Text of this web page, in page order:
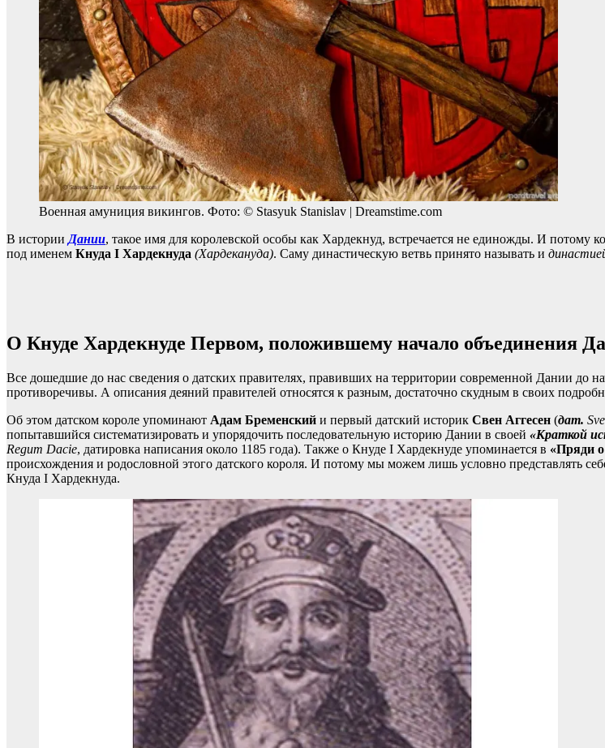
Военная амуниция викингов. Фото: © Stasyuk Stanislav | Dreamstime.com
В истории Дании, такое имя для королевской особы как Хардекнуд, встречается не единожды. И потому
под именем Кнуда I Хардекнуда (Хардекануда). Саму династическую ветвь принято называть и
О Кнуде Хардекнуде Первом, положившему начало объединения
Все дошедшие до нас сведения о датских правителях, правивших на территории современной Дании до
противоречивы. А описания деяний правителей относятся к разным, достаточно скудным в своих
Об этом датском короле упоминают Адам Бременский и первый датский историк Свен Аггесен (дат.
попытавшийся систематизировать и упорядочить последовательную историю Дании в своей «Краткой
Regum Dacie, датировка написания около 1185 года). Также о Кнуде I Хардекнуде упоминается в «Пряди
происхождения и родословной этого датского короля. И потому мы можем лишь условно представлять
Кнуда I Хардекнуда.